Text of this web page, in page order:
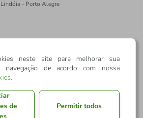
- Porto Alegre
neste site para melhorar sua
navegação de acordo com nossa
.
de
Permitir todos